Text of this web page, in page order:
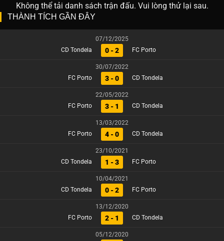
Không thể tải danh sách trận đấu. Vui lòng thử lại sau.
THÀNH TÍCH GẦN ĐÂY
07/12/2025
CD Tondela
0 - 2 FC Porto
30/07/2022
FC Porto
3 - 0 CD Tondela
22/05/2022
FC Porto
3 - 1 CD Tondela
13/03/2022
FC Porto
4 - 0 CD Tondela
23/10/2021
CD Tondela
1 - 3 FC Porto
10/04/2021
CD Tondela
0 - 2 FC Porto
13/12/2020
FC Porto
2 - 1 CD Tondela
05/12/2020